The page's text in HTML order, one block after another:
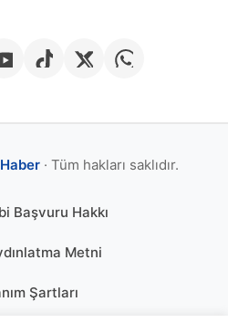
· Tüm hakları saklıdır.
Başvuru Hakkı
Metni
Şartları